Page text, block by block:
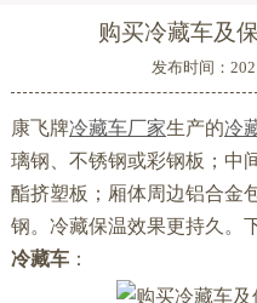
购买冷藏车及
发布时间：
康飞牌冷藏车厂家生产的冷
璃钢、不锈钢或彩钢板；中
酯挤塑板；厢体周边铝合金
钢。冷藏保温效果更持久。
冷藏车：